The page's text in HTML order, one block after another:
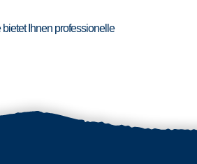
Ihnen professionelle